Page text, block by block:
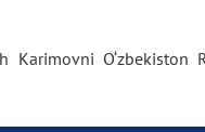
Karimovni